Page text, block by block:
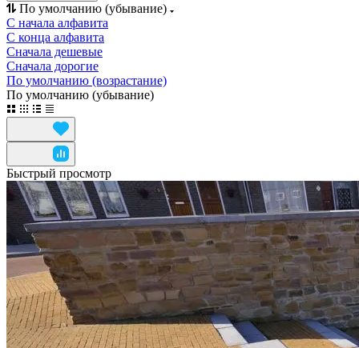
По умолчанию (убывание)
С начала алфавита
С конца алфавита
Сначала дешевые
Сначала дорогие
По умолчанию (возрастание)
По умолчанию (убывание)
Быстрый просмотр